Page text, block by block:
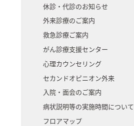
休診・代診のお知らせ
外来診療のご案内
救急診療ご案内
がん診療支援センター
心理カウンセリング
セカンドオピニオン外来
入院・面会のご案内
病状説明等の実施時間について
フロアマップ